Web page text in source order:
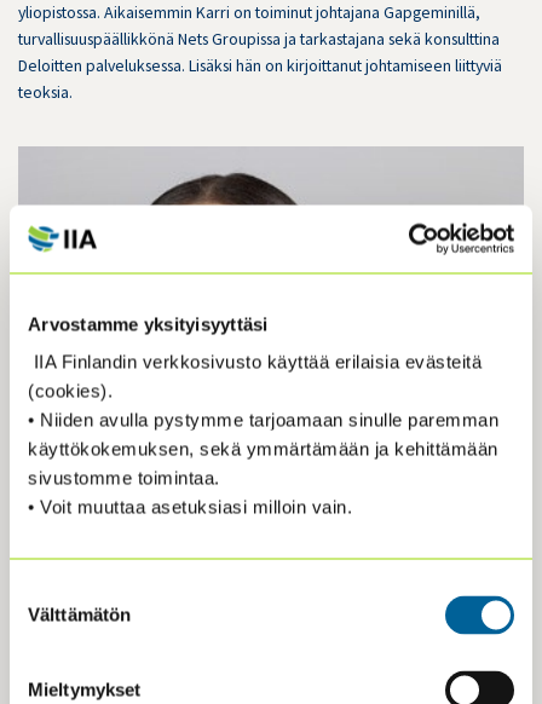
Arvostamme yksityisyyttäsi
IIA Finlandin verkkosivusto käyttää erilaisia evästeitä
(cookies).
• Niiden avulla pystymme tarjoamaan sinulle paremman
käyttökokemuksen, sekä ymmärtämään ja kehittämään
sivustomme toimintaa.
• Voit muuttaa asetuksiasi milloin vain.
valinta
Välttämätön
Mieltymykset
yliopistossa. Aikaisemmin Karri on toiminut johtajana Gapgeminillä,
turvallisuuspäällikkönä Nets Groupissa ja tarkastajana sekä konsulttina
Deloitten palveluksessa. Lisäksi hän on kirjoittanut johtamiseen liittyviä
teoksia.